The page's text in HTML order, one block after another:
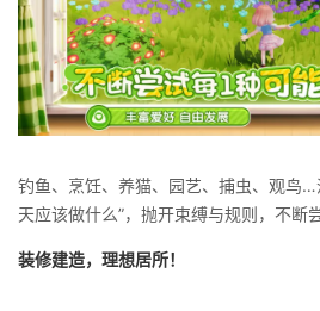
钓鱼、烹饪、养猫、园艺、捕虫、观鸟
天应该做什么”，抛开束缚与规则，不断
装修建造，理想居所！